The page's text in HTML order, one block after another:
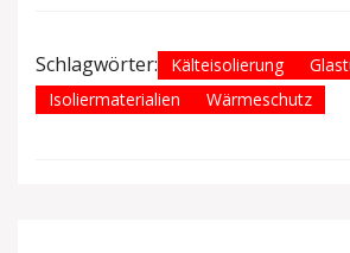
Schlagwörter: Kälteisolierung
Isoliermaterialien
Wärmeschutz